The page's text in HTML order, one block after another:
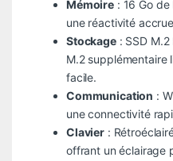
Mémoire : 16 Go
une réactivité
Stockage: SSD M.2
M.2 supplémentaire
facile.
Communication :
une connectivité
Clavier :
offrant un éclairage